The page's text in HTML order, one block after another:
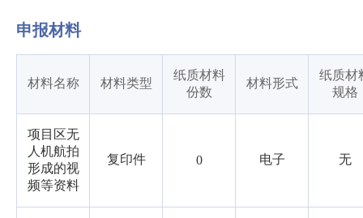
申报材料
材料名称 材料类型
纸质材料
份数
材料形式
纸质材
规格
项目区无
人机航拍
形成的视
频等资料
复印件 0 电子 无